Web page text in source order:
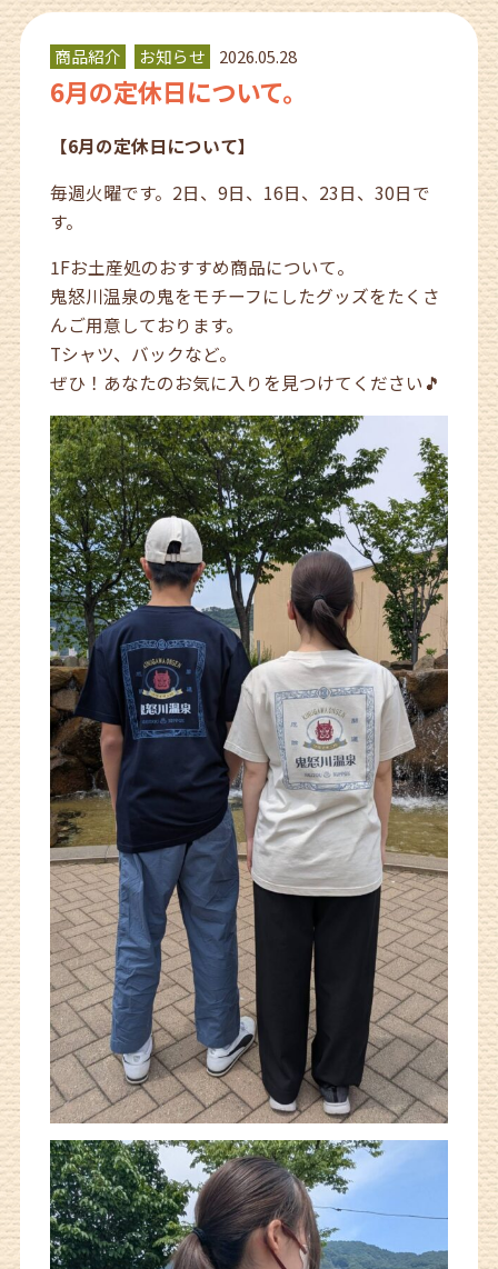
商品紹介 お知らせ 2026.05.28
6月の定休日について。
【6月の定休日について】
毎週火曜です。2日、9日、16日、23日、30日で
す。
1Fお土産処のおすすめ商品について。
鬼怒川温泉の鬼をモチーフにしたグッズをたくさ
んご用意しております。
Tシャツ、バックなど。
ぜひ！あなたのお気に入りを見つけてください🎵